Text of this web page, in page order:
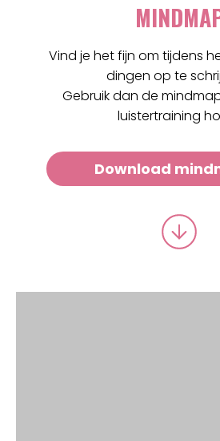
e
b
o
o
k
ai
l
at
s
A
p
p
Vind je het fijn om tijdens
dingen op te
Gebruik dan de
luistertraining
Download